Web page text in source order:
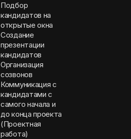
Подбор
кандидатов на
открытые окна
Создание
презентации
кандидатов
Организация
созвонов
Коммуникация с
кандидатами с
самого начала и
до конца проекта
(Проектная
работа)